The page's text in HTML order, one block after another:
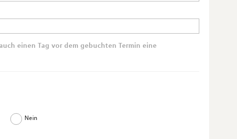
einen Tag vor dem gebuchten Termin eine
Nein